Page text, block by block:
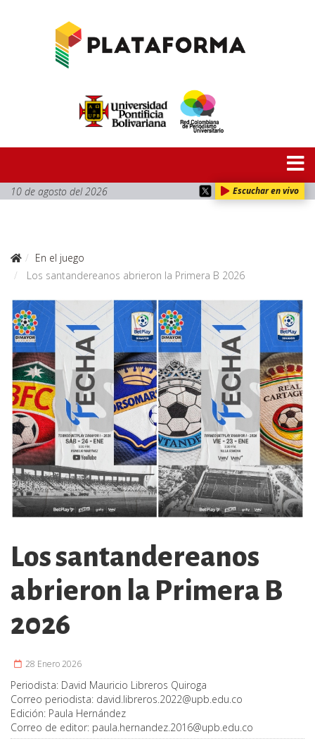
10 de agosto del 2026 Escuchar en vivo
En el juego
Los santandereanos abrieron la Primera B 2026
Los santandereanos
abrieron la Primera B
2026
28 Enero 2026
Periodista: David Mauricio Libreros Quiroga
Correo periodista: david.libreros.2022@upb.edu.co
Edición: Paula Hernández
Correo de editor: paula.hernandez.2016@upb.edu.co